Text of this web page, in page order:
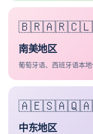
南美地区
葡萄牙语、西班牙语本
中东地区